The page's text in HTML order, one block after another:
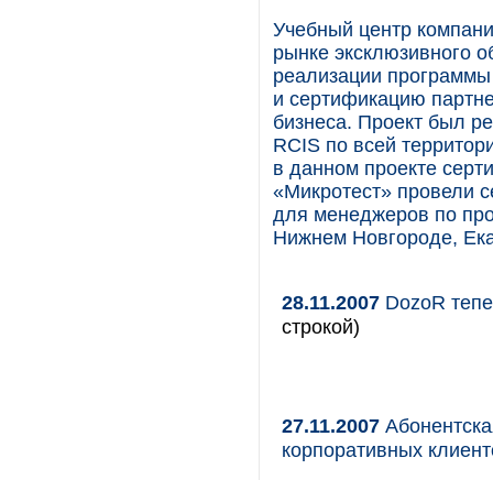
Учебный центр
рынке эксклюзивного
реализации
и сертификацию
бизнеса. Проект был
RCIS по всей
в данном проекте
«Микротест» провели
для менеджеров по
Нижнем Новгороде,
28.11.2007 DozoR
строкой)
27.11.2007
корпоративных